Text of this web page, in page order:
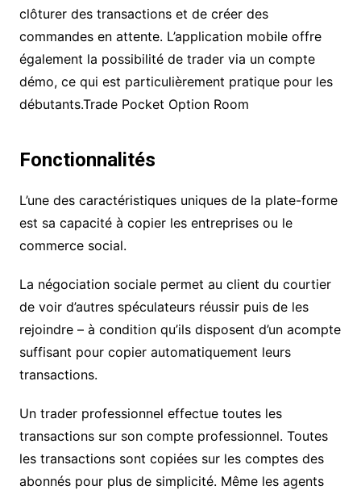
clôturer des transactions et de créer des
commandes en attente. L’application mobile offre
également la possibilité de trader via un compte
démo, ce qui est particulièrement pratique pour les
débutants.Trade Pocket Option Room
Fonctionnalités
L’une des caractéristiques uniques de la plate-forme
est sa capacité à copier les entreprises ou le
commerce social.
La négociation sociale permet au client du courtier
de voir d’autres spéculateurs réussir puis de les
rejoindre – à condition qu’ils disposent d’un acompte
suffisant pour copier automatiquement leurs
transactions.
Un trader professionnel effectue toutes les
transactions sur son compte professionnel. Toutes
les transactions sont copiées sur les comptes des
abonnés pour plus de simplicité. Même les agents